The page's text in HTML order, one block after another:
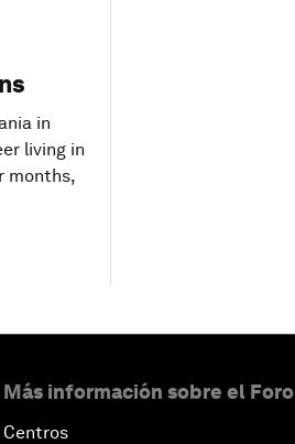
in
living in
months,
Más información sobre el Foro
Centros